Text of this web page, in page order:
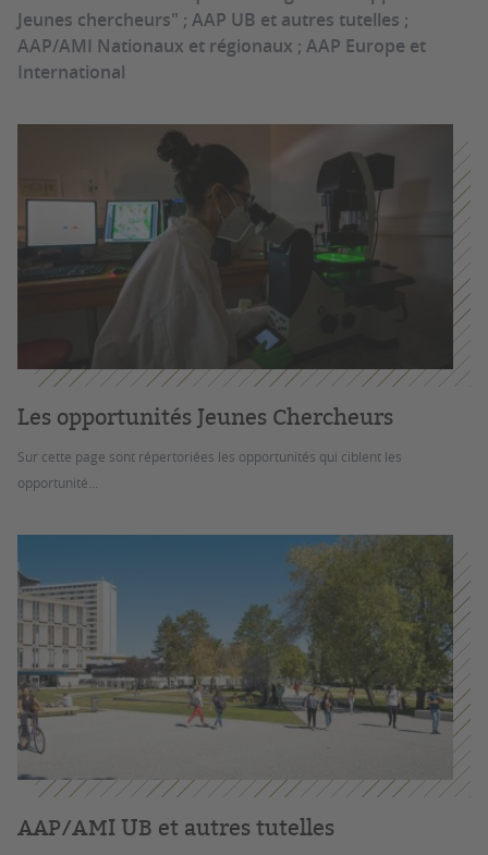
Jeunes chercheurs" ; AAP UB et autres tutelles ;
AAP/AMI Nationaux et régionaux ; AAP Europe et
International
Les opportunités Jeunes Chercheurs
Sur cette page sont répertoriées les opportunités qui ciblent les
opportunité...
AAP/AMI UB et autres tutelles